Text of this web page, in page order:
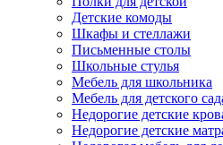
Детские комоды
Шкафы и стеллажи
Письменные столы
Школьные стулья
Мебель для школьника
Мебель для детского
Недорогие детские
Недорогие детские